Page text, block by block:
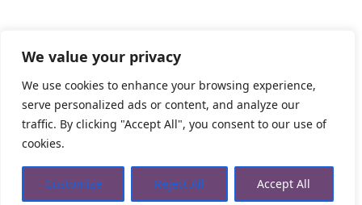
We value your privacy
We use cookies to enhance your browsing experience,
serve personalized ads or content, and analyze our
traffic. By clicking "Accept All", you consent to our use of
cookies.
Customize Reject All Accept All
by
Posted
Uncategorized
Tienda Esotérica Online – Librería Esotérica,Proudly
powered by WordPress.
Privacidad
Aviso Legal Cookies Web